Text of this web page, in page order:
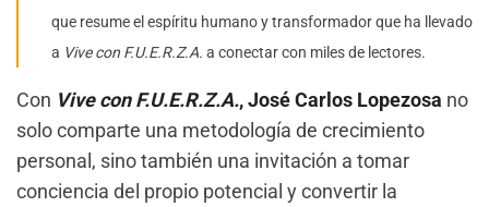
que resume el espíritu humano y transformador que ha llevado
a Vive con F.U.E.R.Z.A. a conectar con miles de lectores.
Con Vive con F.U.E.R.Z.A., José Carlos Lopezosa no
solo comparte una metodología de crecimiento
personal, sino también una invitación a tomar
conciencia del propio potencial y convertir la